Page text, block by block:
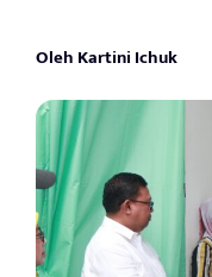
Oleh Kartini Ichuk